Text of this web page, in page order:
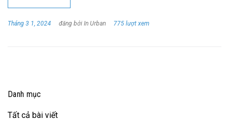
Tháng 3 1, 2024 đăng bởi In Urban 775 lượt xem
Danh mục
Tất cả bài viết